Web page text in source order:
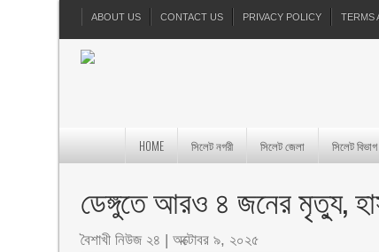
ABOUT US CONTACT US PRIVACY POLICY TERMS
HOME সিলেট নগরী সিলেট জেলা সিলেট বিভাগ
ডেঙ্গুতে আরও ৪ জনের মৃত্যু,
বৈশাখী নিউজ ২৪ |অক্টোবর ৯, ২০২৫